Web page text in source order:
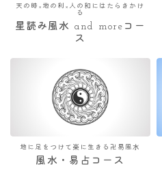
天の時×地の利×人の和にはたらきかけ
る
星読み風水 and moreコー
ス
地に足をつけて楽に生きる卍易風水
風水・易占コース